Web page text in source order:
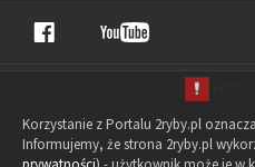
Korzystanie z Portalu 2ryby.pl
Informujemy, że strona 2ryby.pl